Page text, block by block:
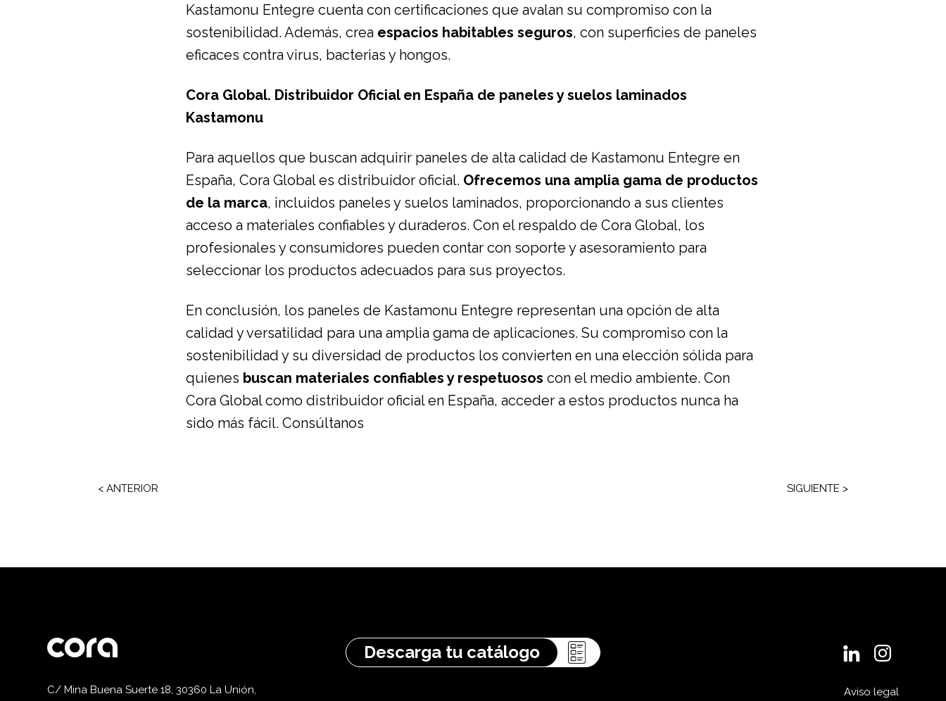
Kastamonu Entegre cuenta con certificaciones que avalan su compromiso con la
sostenibilidad. Además, crea espacios habitables seguros, con superficies de paneles
eficaces contra virus, bacterias y hongos.
Cora Global. Distribuidor Oficial en España de paneles y suelos laminados
Kastamonu
Para aquellos que buscan adquirir paneles de alta calidad de Kastamonu Entegre en
España, Cora Global es distribuidor oficial. Ofrecemos una amplia gama de productos
de la marca, incluidos paneles y suelos laminados, proporcionando a sus clientes
acceso a materiales confiables y duraderos. Con el respaldo de Cora Global, los
profesionales y consumidores pueden contar con soporte y asesoramiento para
seleccionar los productos adecuados para sus proyectos.
En conclusión, los paneles de Kastamonu Entegre representan una opción de alta
calidad y versatilidad para una amplia gama de aplicaciones. Su compromiso con la
sostenibilidad y su diversidad de productos los convierten en una elección sólida para
quienes buscan materiales confiables y respetuosos con el medio ambiente. Con
Cora Global como distribuidor oficial en España, acceder a estos productos nunca ha
sido más fácil.Consúltanos
< ANTERIOR SIGUIENTE >
C/ Mina Buena Suerte 18, 30360 La Unión,
Descarga tu catálogo
Aviso legal